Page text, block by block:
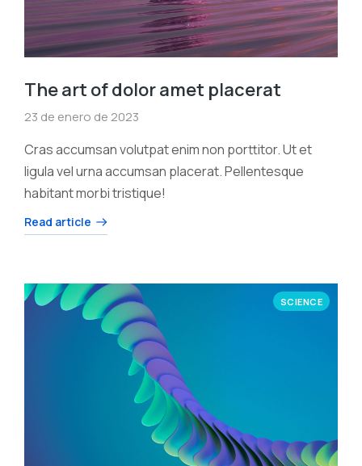
The art of dolor amet placerat
23 de enero de 2023
Cras accumsan volutpat enim non porttitor. Ut et
ligula vel urna accumsan placerat. Pellentesque
habitant morbi tristique!
Read article
SCIENCE